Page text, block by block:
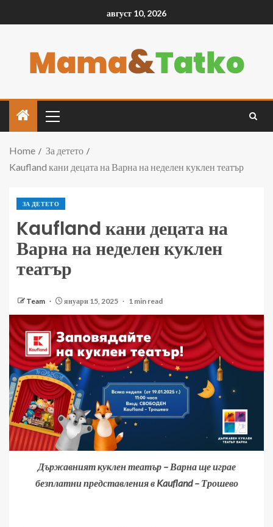
август 10, 2026
Home
За детето
Kaufland кани децата на Варна на неделен куклен театър
ЗА ДЕТЕТО
Kaufland кани децата на
Варна на неделен куклен
театър
Team януари 15, 2025 1 min read
Държавният куклен театър – Варна ще играе
безплатни представления в Kaufland – Трошево